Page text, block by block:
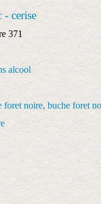
- cerise
alcool